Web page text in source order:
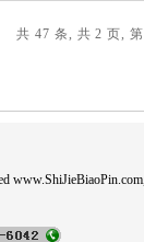
共 47 条, 共 2 页,